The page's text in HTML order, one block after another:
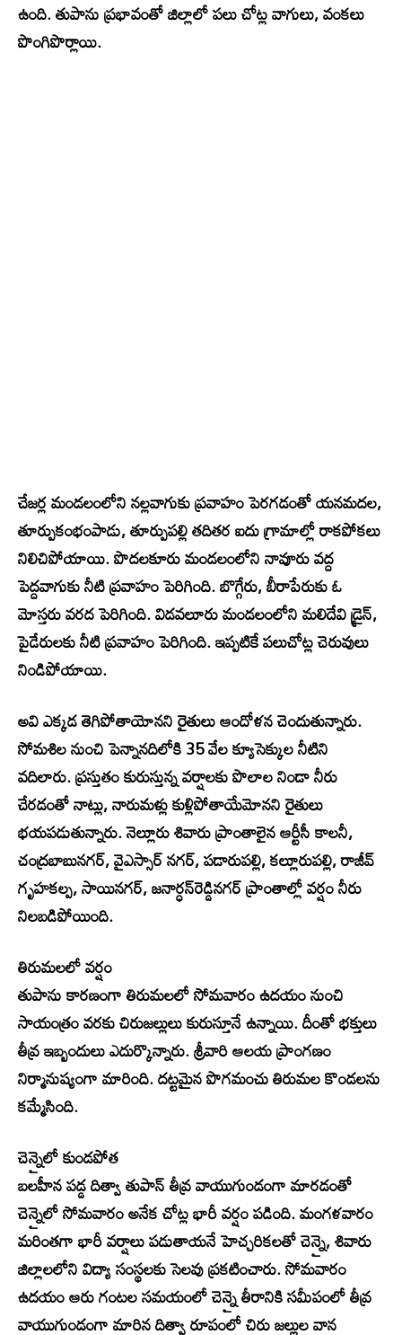
ఉంది. తుపాను ప్రభావంతో జిల్లాలో పలు చోట్ల వాగులు, వంకలు
పొంగిపొర్లాయి.
చేజర్ల మండలంలోని నల్లవాగుకు ప్రవాహం పెరగడంతో యనమదల,
తూర్పుకంభంపాడు, తూర్పుపల్లి తదితర ఐదు గ్రామాల్లో రాకపోకలు
నిలిచిపోయాయి. పొదలకూరు మండలంలోని నావూరు వద్ద
పెద్దవాగుకు నీటి ప్రవాహం పెరిగింది. బొగ్గేరు, బీరాపేరుకు ఓ
మోస్తరు వరద పెరిగింది. విడవలూరు మండలంలోని మలిదేవి డ్రైన్,
పైడేరులకు నీటి ప్రవాహం పెరిగింది. ఇప్పటికే పలుచోట్ల చెరువులు
నిండిపోయాయి.
అవి ఎక్కడ తెగిపోతాయోనని రైతులు ఆందోళన చెందుతున్నారు.
సోమశిల నుంచి పెన్నానదిలోకి 35 వేల క్యూసెక్కుల నీటిని
వదిలారు. ప్రస్తుతం కురుస్తున్న వర్షాలకు పొలాల నిండా నీరు
చేరడంతో నాట్లు, నారుమళ్లు కుళ్లిపోతాయేమోనని రైతులు
భయపడుతున్నారు. నెల్లూరు శివారు ప్రాంతాలైన ఆర్టీసీ కాలనీ,
చంద్రబాబునగర్, వైఎస్సార్‌ నగర్, పడారుపల్లి, కల్లూరుపల్లి, రాజీవ్‌
గృహకల్ప, సాయినగర్, జనార్ధన్‌రెడ్డినగర్‌ ప్రాంతాల్లో వర్షం నీరు
నిలబడిపోయింది.
తిరుమలలో వర్షం
తుపాను కారణంగా తిరుమలలో సోమవారం ఉదయం నుంచి
సాయంత్రం వరకు చిరుజల్లులు కురుస్తూనే ఉన్నాయి. దీంతో భక్తులు
తీవ్ర ఇబ్బందులు ఎదుర్కొన్నారు. శ్రీవారి ఆలయ ప్రాంగణం
నిర్మానుష్యంగా మారింది. దట్టమైన పొగమంచు తిరుమల కొండలను
కమ్మేసింది.
చెన్నైలో కుండపోత
బలహీన పడ్డ దిత్వా తుపాన్‌ తీవ్ర వాయుగుండంగా మారడంతో
చెన్నైలో సోమవారం అనేక చోట్ల భారీ వర్షం పడింది. మంగళవారం
మరింతగా భారీ వర్షాలు పడుతాయనే హెచ్చరికలతో చెన్నై, శివారు
జిల్లాలలోని విద్యా సంస్థలకు సెలవు ప్రకటించారు. సోమవారం
ఉదయం ఆరు గంటల సమయంలో చెన్నై తీరానికి సమీపంలో తీవ్ర
వాయుగుండంగా మారిన దిత్వా రూపంలో చిరు జల్లుల వాన